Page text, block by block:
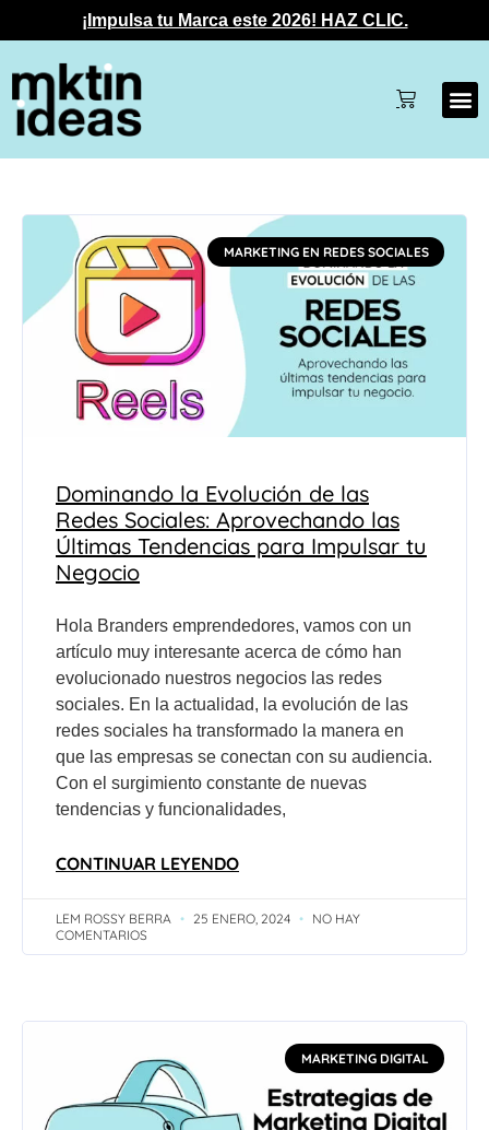
¡Impulsa tu Marca este 2026! HAZ CLIC.
MARKETING EN REDES SOCIALES
Dominando la Evolución de las
Redes Sociales: Aprovechando las
Últimas Tendencias para Impulsar tu
Negocio
Hola Branders emprendedores, vamos con un
artículo muy interesante acerca de cómo han
evolucionado nuestros negocios las redes
sociales. En la actualidad, la evolución de las
redes sociales ha transformado la manera en
que las empresas se conectan con su audiencia.
Con el surgimiento constante de nuevas
tendencias y funcionalidades,
CONTINUAR LEYENDO
LEM ROSSY BERRA 25 ENERO, 2024
NO HAY
COMENTARIOS
MARKETING DIGITAL